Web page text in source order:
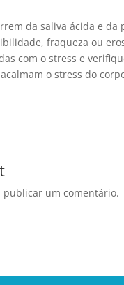
da saliva ácida e
fraqueza ou
com o stress e
o stress do
publicar um comentário.